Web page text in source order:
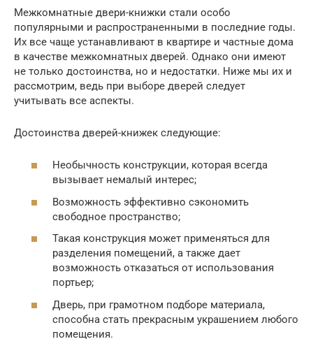
Межкомнатные двери-книжки стали особо
популярными и распространенными в последние годы.
Их все чаще устанавливают в квартире и частные дома
в качестве межкомнатных дверей. Однако они имеют
не только достоинства, но и недостатки. Ниже мы их и
рассмотрим, ведь при выборе дверей следует
учитывать все аспекты.
Достоинства дверей-книжек следующие:
Необычность конструкции, которая всегда
вызывает немалый интерес;
Возможность эффективно сэкономить
свободное пространство;
Такая конструкция может применяться для
разделения помещений, а также дает
возможность отказаться от использования
портьер;
Дверь, при грамотном подборе материала,
способна стать прекрасным украшением любого
помещения.